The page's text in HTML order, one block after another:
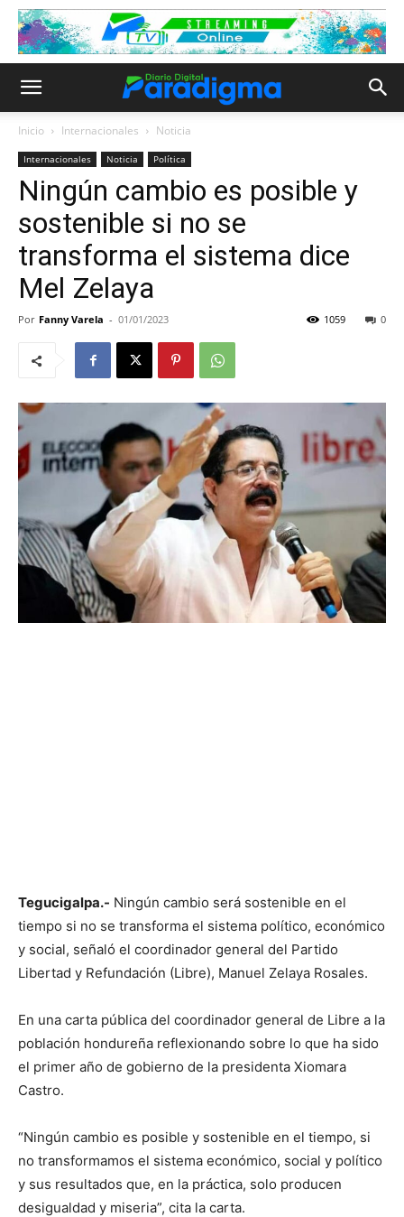
Inicio Internacionales Noticia
Internacionales Noticia Política
Ningún cambio es posible y
sostenible si no se
transforma el sistema dice
Mel Zelaya
Por Fanny Varela - 01/01/2023 0
1059
Tegucigalpa.- Ningún cambio será sostenible en el
tiempo si no se transforma el sistema político, económico
y social, señaló el coordinador general del Partido
Libertad y Refundación (Libre), Manuel Zelaya Rosales.
En una carta pública del coordinador general de Libre a la
población hondureña reflexionando sobre lo que ha sido
el primer año de gobierno de la presidenta Xiomara
Castro.
“Ningún cambio es posible y sostenible en el tiempo, si
no transformamos el sistema económico, social y político
y sus resultados que, en la práctica, solo producen
desigualdad y miseria”, cita la carta.